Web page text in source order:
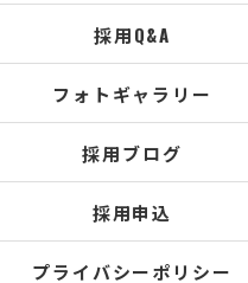
採用Q&A
フォトギャラリー
採用ブログ
採用申込
プライバシーポリシー